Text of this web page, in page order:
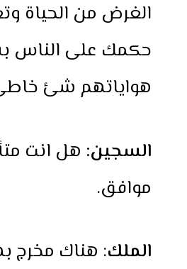
الغرض من الحياة
حكمك على الناس
هواياتهم شئ
السجين: هل انت
موافق.
الملك: هناك مخرج